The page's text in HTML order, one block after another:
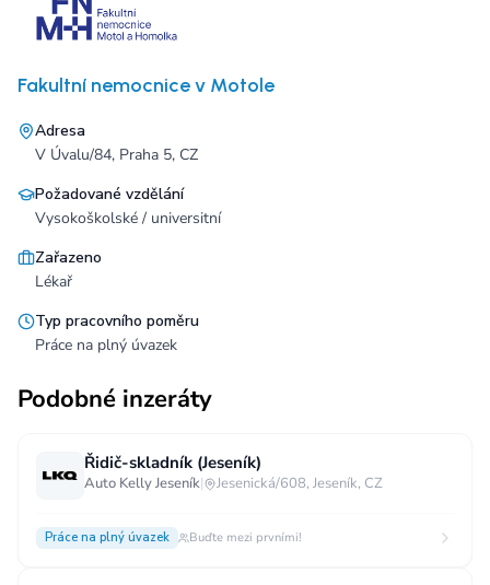
Fakultní nemocnice v Motole
Adresa
V Úvalu/84, Praha 5, CZ
Požadované vzdělání
Vysokoškolské / universitní
Zařazeno
Lékař
Typ pracovního poměru
Práce na plný úvazek
Podobné inzeráty
Řidič-skladník (Jeseník)
Auto Kelly Jeseník| Jesenická/608, Jeseník, CZ
Práce na plný úvazek Buďte mezi prvními!